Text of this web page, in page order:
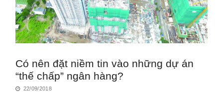
Có nên đặt niềm tin vào những dự án
“thế chấp” ngân hàng?
22/09/2018